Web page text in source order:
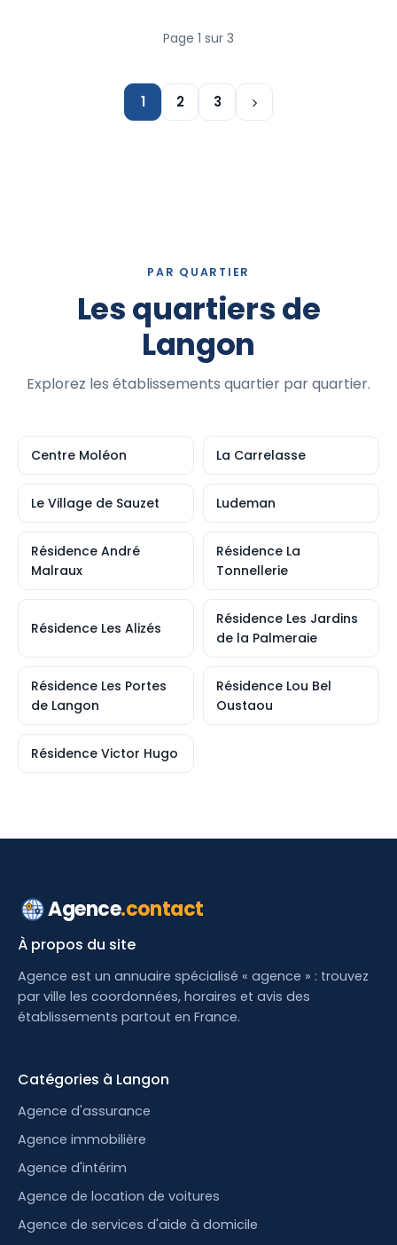
Page 1 sur 3
1 2 3
PAR QUARTIER
Les quartiers de
Langon
Explorez les établissements quartier par quartier.
Centre Moléon La Carrelasse
Le Village de Sauzet Ludeman
Résidence André
Malraux
Résidence La
Tonnellerie
Résidence Les Alizés
Résidence Les Jardins
de la Palmeraie
Résidence Les Portes
de Langon
Résidence Lou Bel
Oustaou
Résidence Victor Hugo
Agence.contact
À propos du site
Agence est un annuaire spécialisé « agence » : trouvez
par ville les coordonnées, horaires et avis des
établissements partout en France.
Catégories à Langon
Agence d'assurance
Agence immobilière
Agence d'intérim
Agence de location de voitures
Agence de services d'aide à domicile